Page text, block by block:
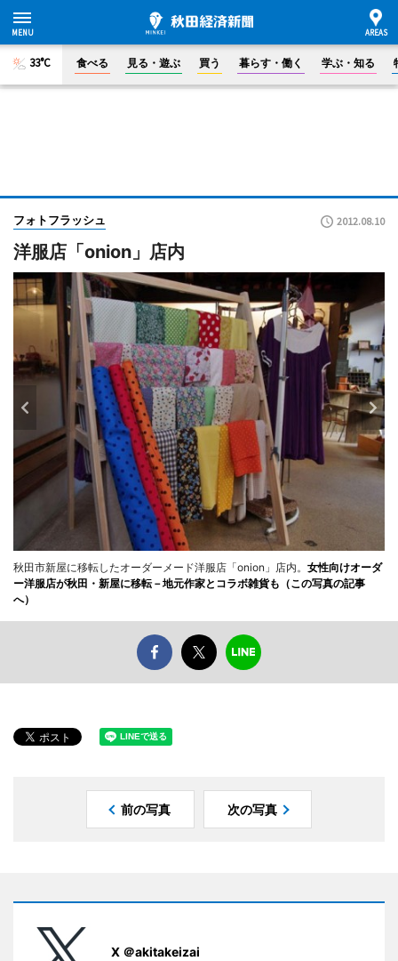
33°C 食べる 見る・遊ぶ 買う 暮らす・働く 学ぶ・知る
フォトフラッシュ 2012.08.10
洋服店「onion」店内
秋田市新屋に移転したオーダーメード洋服店「onion」店内。 女性向けオーダ
ー洋服店が秋田・新屋に移転－地元作家とコラボ雑貨も（この写真の記事
へ）
前の写真 次の写真
X ＠akitakeizai